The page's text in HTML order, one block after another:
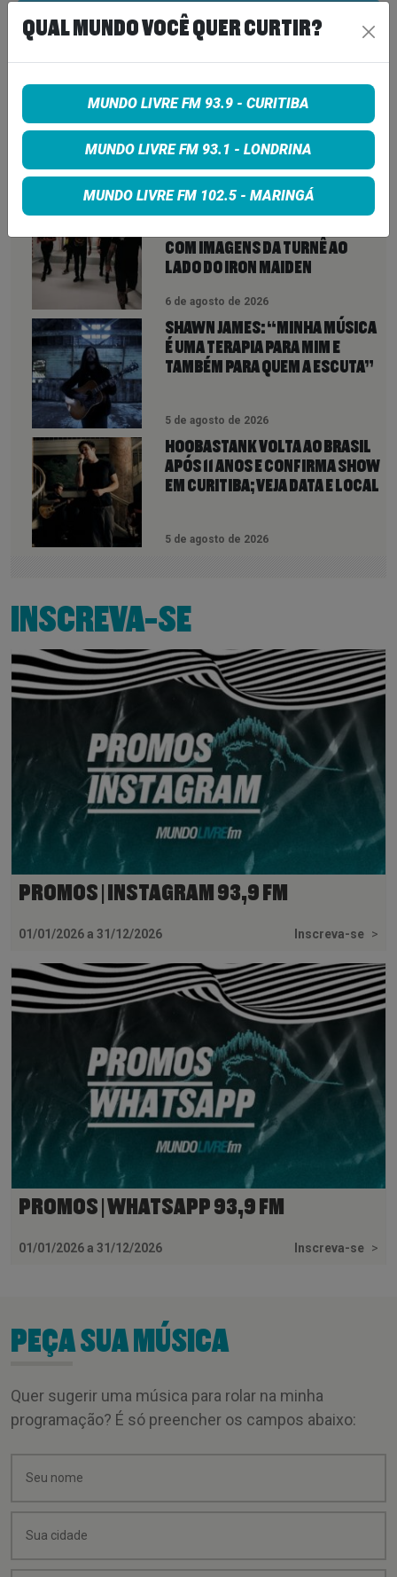
VEJA TAMBÉM MAIS
COM IMAGENS DA TURNÊ AO
LADO DO IRON MAIDEN
6 de agosto de 2026
SHAWN JAMES: “MINHA MÚSICA
É UMA TERAPIA PARA MIM E
TAMBÉM PARA QUEM A ESCUTA”
5 de agosto de 2026
HOOBASTANK VOLTA AO BRASIL
APÓS 11 ANOS E CONFIRMA SHOW
EM CURITIBA; VEJA DATA E LOCAL
5 de agosto de 2026
INSCREVA-SE
PROMOS | INSTAGRAM 93,9 FM
01/01/2026 a 31/12/2026 Inscreva-se >
PROMOS | WHATSAPP 93,9 FM
01/01/2026 a 31/12/2026 Inscreva-se >
PEÇA SUA MÚSICA
Quer sugerir uma música para rolar na minha
programação? É só preencher os campos abaixo:
QUAL MUNDO VOCÊ QUER CURTIR?
MUNDO LIVRE FM 93.9 - CURITIBA
MUNDO LIVRE FM 93.1 - LONDRINA
MUNDO LIVRE FM 102.5 - MARINGÁ